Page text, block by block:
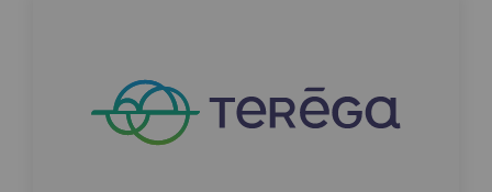
Territorial
Territorial